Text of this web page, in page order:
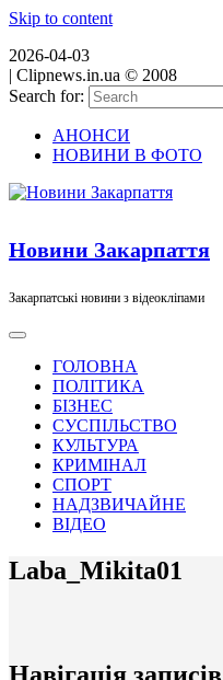
Skip to content
2026-04-03
| Clipnews.in.ua © 2008
Search for:
АНОНСИ
НОВИНИ В ФОТО
Новини Закарпаття
Закарпатські новини з відеокліпами
ГОЛОВНА
ПОЛІТИКА
БІЗНЕС
СУСПІЛЬСТВО
КУЛЬТУРА
КРИМІНАЛ
СПОРТ
НАДЗВИЧАЙНЕ
ВІДЕО
Laba_Mikita01
Навігація записів